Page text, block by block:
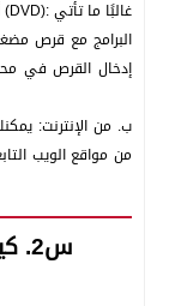
البرامج مع قرص
إدخال القرص في
ب‌. من الإنترنت:
من مواقع الويب